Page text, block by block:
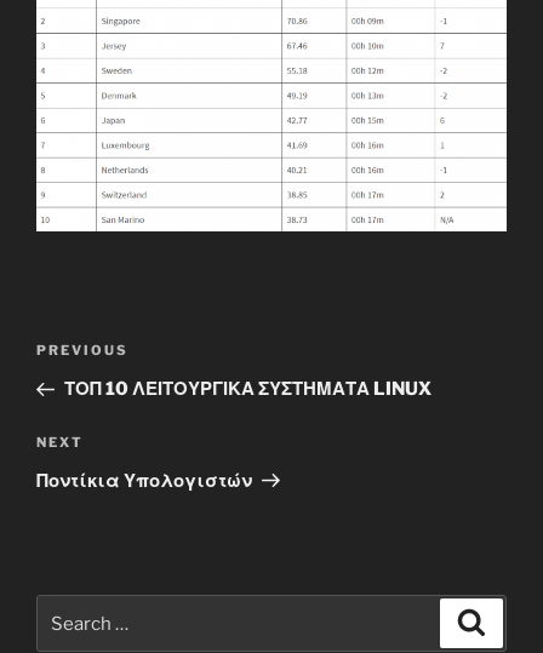
Previous
Post
PREVIOUS
ΤΟΠ 10 ΛΕΙΤΟΥΡΓΙΚΑ ΣΥΣΤΗΜΑΤΑ LINUX
Next
Post
NEXT
Ποντίκια Υπολογιστών